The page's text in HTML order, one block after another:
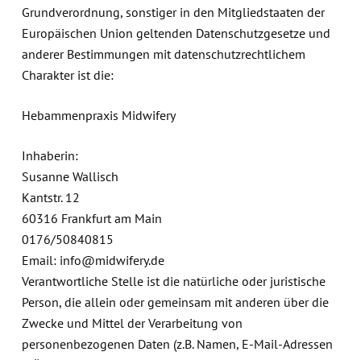
Grundverordnung, sonstiger in den Mitgliedstaaten der
Europäischen Union geltenden Datenschutzgesetze und
anderer Bestimmungen mit datenschutzrechtlichem
Charakter ist die:
Hebammenpraxis Midwifery
Inhaberin:
Susanne Wallisch
Kantstr. 12
60316 Frankfurt am Main
0176/50840815
Email: info@midwifery.de
Verantwortliche Stelle ist die natürliche oder juristische
Person, die allein oder gemeinsam mit anderen über die
Zwecke und Mittel der Verarbeitung von
personenbezogenen Daten (z.B. Namen, E-Mail-Adressen